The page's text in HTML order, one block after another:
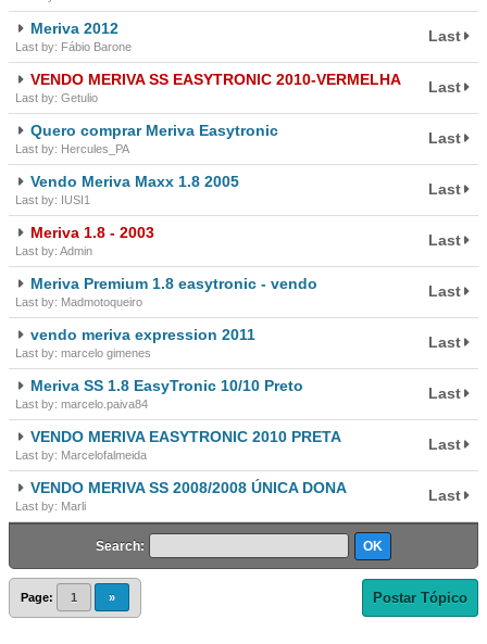
Meriva 2012
Last by: Fábio Barone
Last
VENDO MERIVA SS EASYTRONIC 2010-VERMELHA
Last by: Getulio
Last
Quero comprar Meriva Easytronic
Last by: Hercules_PA
Last
Vendo Meriva Maxx 1.8 2005
Last by: IUSI1
Last
Meriva 1.8 - 2003
Last by: Admin
Last
Meriva Premium 1.8 easytronic - vendo
Last by: Madmotoqueiro
Last
vendo meriva expression 2011
Last by: marcelo gimenes
Last
Meriva SS 1.8 EasyTronic 10/10 Preto
Last by: marcelo.paiva84
Last
VENDO MERIVA EASYTRONIC 2010 PRETA
Last by: Marcelofalmeida
Last
VENDO MERIVA SS 2008/2008 ÚNICA DONA
Last by: Marli
Last
Search:
Page: 1 » Postar Tópico